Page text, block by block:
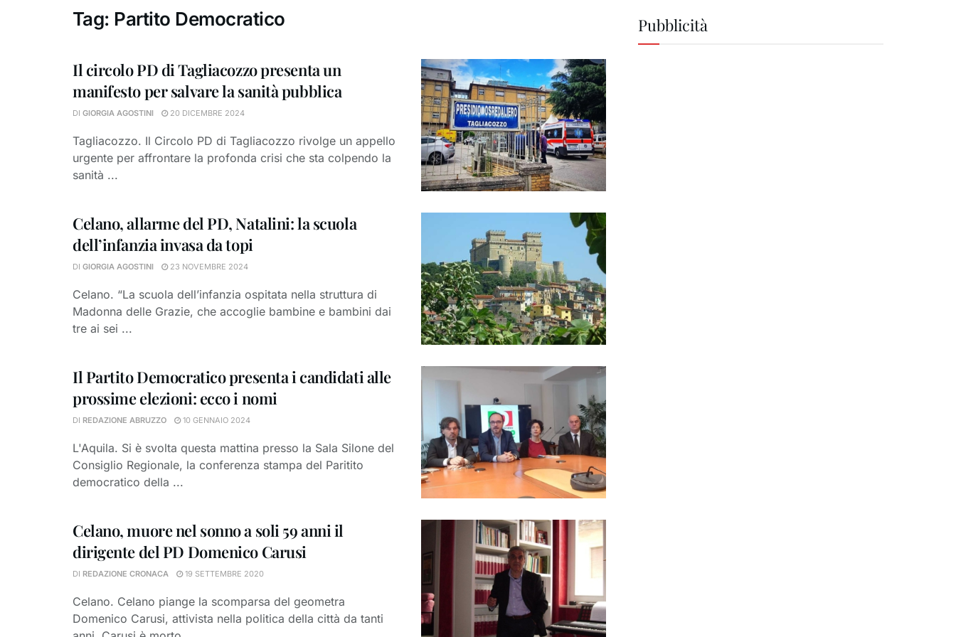
Tag: Partito Democratico
Il circolo PD di Tagliacozzo presenta un
manifesto per salvare la sanità pubblica
DI GIORGIA AGOSTINI 20 DICEMBRE 2024
Tagliacozzo. Il Circolo PD di Tagliacozzo rivolge un appello
urgente per affrontare la profonda crisi che sta colpendo la
sanità ...
Celano, allarme del PD, Natalini: la scuola
dell’infanzia invasa da topi
DI GIORGIA AGOSTINI 23 NOVEMBRE 2024
Celano. “La scuola dell’infanzia ospitata nella struttura di
Madonna delle Grazie, che accoglie bambine e bambini dai
tre ai sei ...
Il Partito Democratico presenta i candidati alle
prossime elezioni: ecco i nomi
DI REDAZIONE ABRUZZO 10 GENNAIO 2024
L'Aquila. Si è svolta questa mattina presso la Sala Silone del
Consiglio Regionale, la conferenza stampa del Paritito
democratico della ...
Celano, muore nel sonno a soli 59 anni il
dirigente del PD Domenico Carusi
DI REDAZIONE CRONACA 19 SETTEMBRE 2020
Celano. Celano piange la scomparsa del geometra
Domenico Carusi, attivista nella politica della città da tanti
Pubblicità